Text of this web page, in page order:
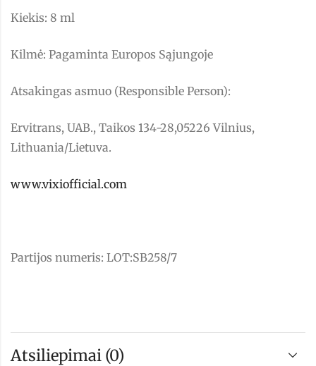
Kiekis: 8 ml
Kilmė: Pagaminta Europos Sąjungoje
Atsakingas asmuo (Responsible Person):
Ervitrans, UAB., Taikos 134-28,05226 Vilnius,
Lithuania/Lietuva.
www.vixiofficial.com
Partijos numeris: LOT:SB258/7
Atsiliepimai (0)